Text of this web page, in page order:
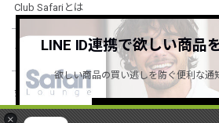
×
Club Safariとは
ショッピングガイド
会社概要・規約
LINE ID連携で欲しい商品
欲しい商品の買い逃しを防ぐ便利な通
詳しくはこちら